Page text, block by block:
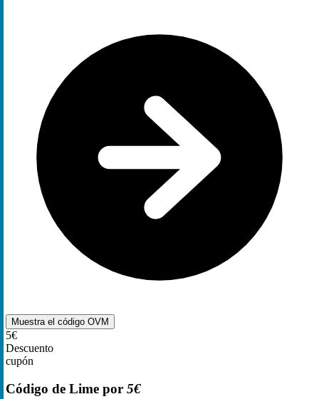
Muestra el código OVM
5€
Descuento
cupón
Código de Lime por 5€